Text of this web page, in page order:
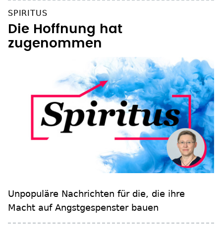
SPIRITUS
Die Hoffnung hat
zugenommen
Unpopuläre Nachrichten für die, die ihre
Macht auf Angstgespenster bauen